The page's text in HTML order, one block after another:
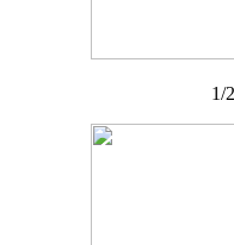
1/